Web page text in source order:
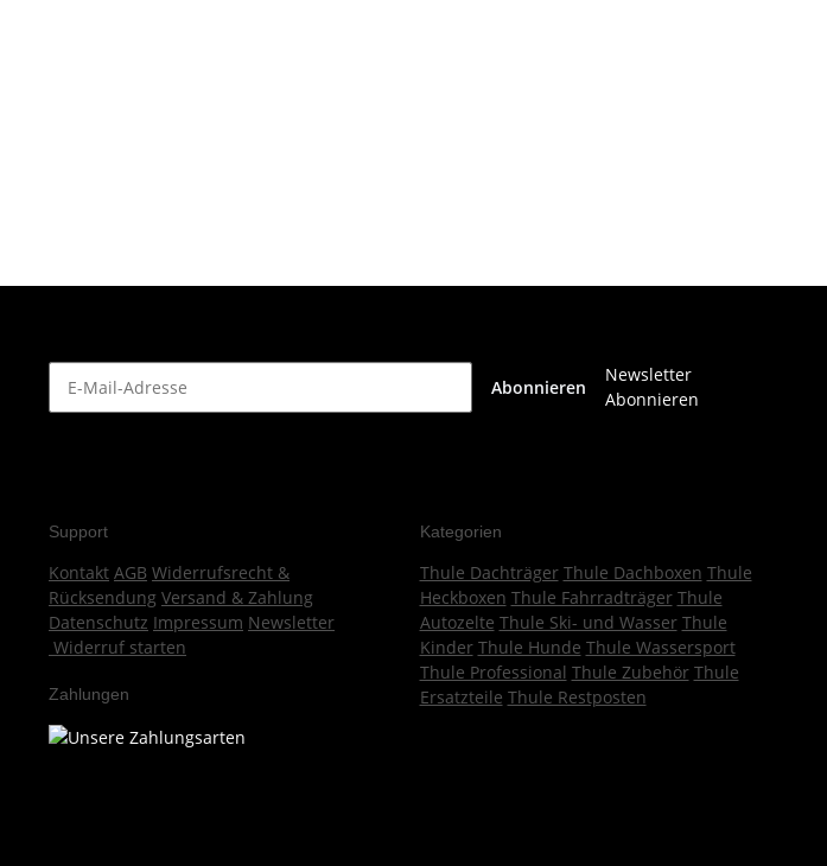
Abonnieren
Newsletter
Abonnieren
Support
Kontakt AGB Widerrufsrecht &
Rücksendung Versand & Zahlung
Datenschutz Impressum Newsletter
Widerruf starten
Zahlungen
Kategorien
Thule Dachträger Thule Dachboxen Thule
Heckboxen Thule Fahrradträger Thule
Autozelte Thule Ski- und Wasser Thule
Kinder Thule Hunde Thule Wassersport
Thule Professional Thule Zubehör Thule
Ersatzteile Thule Restposten